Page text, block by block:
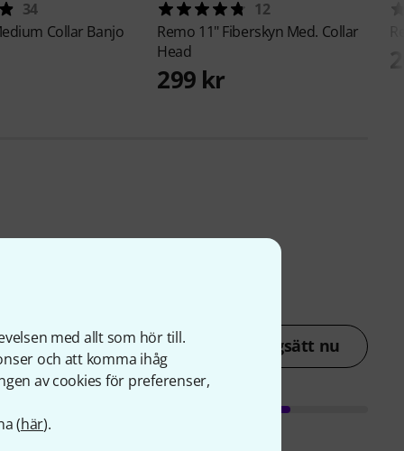
med allt som hör till.
och att komma ihåg
av cookies för preferenser,
(här).
34
Collar Banjo
12
Remo 11" Fiberskyn Med. Collar
Head
299 kr
Betygsätt nu